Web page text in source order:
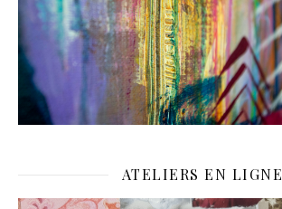
ATELIERS EN LIGNE